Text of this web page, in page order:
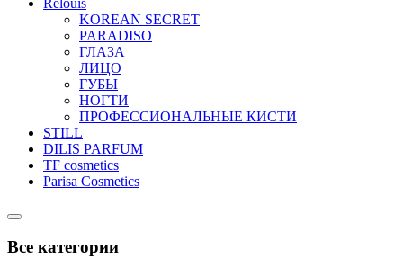
KOREAN SECRET
PARADISO
ГЛАЗА
ЛИЦО
ГУБЫ
НОГТИ
ПРОФЕССИОНАЛЬНЫЕ КИСТИ
STILL
DILIS PARFUM
TF cosmetics
Parisa Cosmetics
Catalog
Все категории